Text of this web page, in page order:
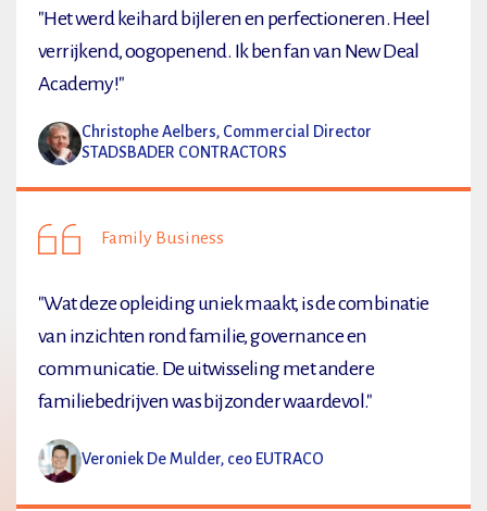
"Het werd keihard bijleren en perfectioneren. Heel
verrijkend, oogopenend. Ik ben fan van New Deal
Academy!"
Christophe Aelbers, Commercial Director
STADSBADER CONTRACTORS
Family Business
"Wat deze opleiding uniek maakt, is de combinatie
van inzichten rond familie, governance en
communicatie. De uitwisseling met andere
familiebedrijven was bijzonder waardevol."
Veroniek De Mulder, ceo EUTRACO